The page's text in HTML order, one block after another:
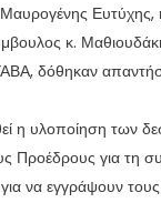
κ.
δόθηκαν
η υλοποίηση των
για τη
να εγγράψουν